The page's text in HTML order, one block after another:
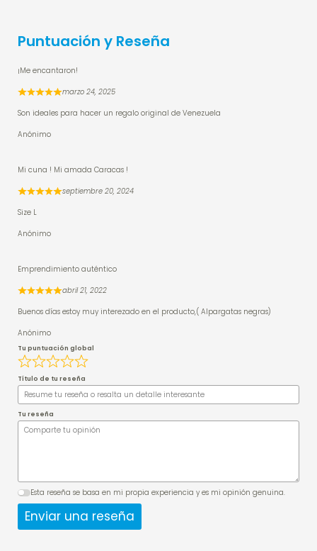
Puntuación y Reseña
¡Me encantaron!
marzo 24, 2025
Son ideales para hacer un regalo original de Venezuela
Anónimo
Mi cuna ! Mi amada Caracas !
septiembre 20, 2024
Size L
Anónimo
Emprendimiento auténtico
abril 21, 2022
Buenos días estoy muy interezado en el producto,( Alpargatas negras)
Anónimo
Tu puntuación global
Título de tu reseña
Tu reseña
Esta reseña se basa en mi propia experiencia y es mi opinión genuina.
Enviar una reseña